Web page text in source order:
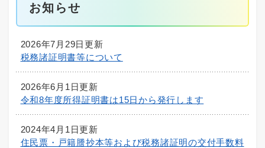
お知らせ
2026年7月29日更新
税務諸証明書等について
2026年6月1日更新
令和8年度所得証明書は15日から発行します
2024年4月1日更新
住民票・戸籍謄抄本等および税務諸証明の交付手数料